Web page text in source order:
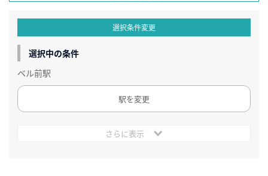
選択条件変更
選択中の条件
ベル前駅
駅を変更
さらに表示